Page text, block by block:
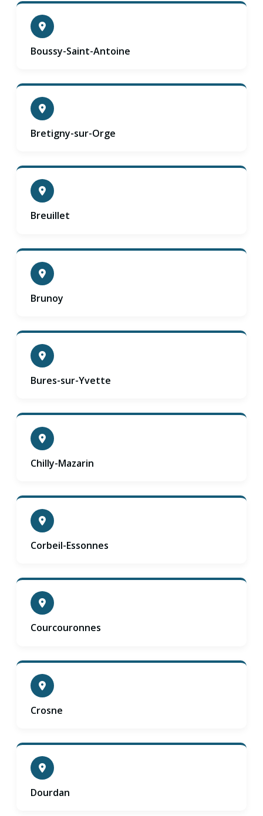
Boussy-Saint-Antoine
Bretigny-sur-Orge
Breuillet
Brunoy
Bures-sur-Yvette
Chilly-Mazarin
Corbeil-Essonnes
Courcouronnes
Crosne
Dourdan